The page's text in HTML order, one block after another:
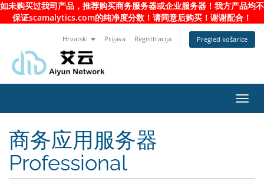
如未购买过我司产品，推荐购买商务服务器或企业服务器！我方产品均不
保证scamalytics.com的纯净度分数！请同意后购买！谢谢配合！
Hrvatski Prijava Registtracija Pregled košarice
商务应用服务器
Professional